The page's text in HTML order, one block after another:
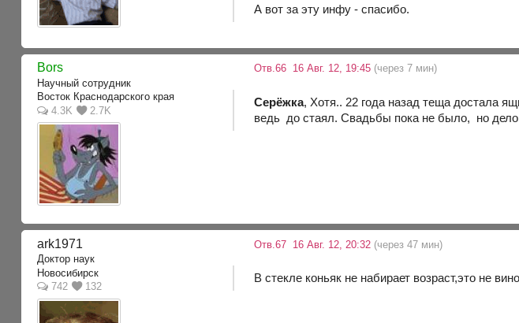
А вот за эту инфу - спасибо.
Bors
Научный сотрудник
Восток Краснодарского края
4.3K
2.7K
Отв.66 16 Авг. 12, 19:45 (через 7 мин)
Серёжка, Хотя.. 22 года назад теща достала
ведь до стаял. Свадьбы пока не было, но дело
ark1971
Доктор наук
Новосибирск
742
132
Отв.67 16 Авг. 12, 20:32 (через 47 мин)
В стекле коньяк не набирает возраст,это не